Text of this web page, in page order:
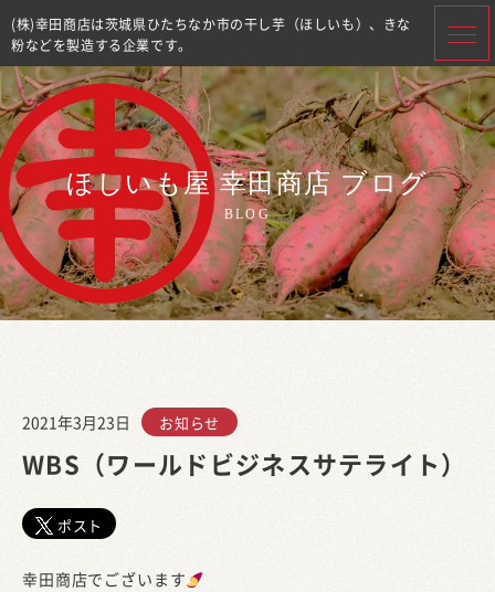
(株)幸田商店は茨城県ひたちなか市の干し芋（ほしいも）、きな
粉などを製造する企業です。
ほしいも屋 幸田商店 ブログ
BLOG
2021年3月23日 お知らせ
WBS（ワールドビジネスサテライト）
ポスト
幸田商店でございます